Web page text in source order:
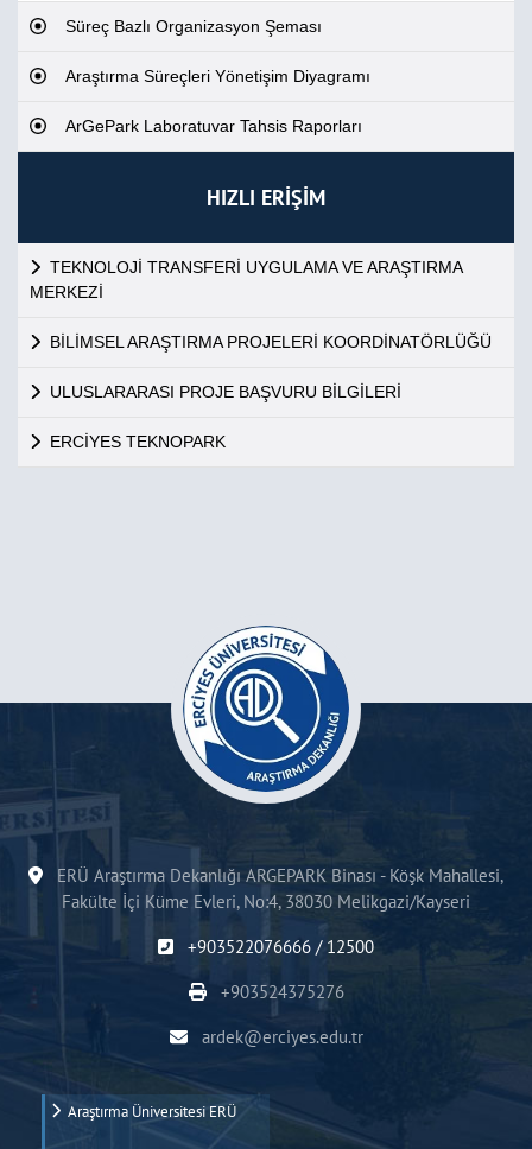
Süreç Bazlı Organizasyon Şeması
Araştırma Süreçleri Yönetişim Diyagramı
ArGePark Laboratuvar Tahsis Raporları
HIZLI ERİŞİM
TEKNOLOJİ TRANSFERİ UYGULAMA VE ARAŞTIRMA
MERKEZİ
BİLİMSEL ARAŞTIRMA PROJELERİ KOORDİNATÖRLÜĞÜ
ULUSLARARASI PROJE BAŞVURU BİLGİLERİ
ERCİYES TEKNOPARK
ERÜ Araştırma Dekanlığı ARGEPARK Binası - Köşk Mahallesi,
Fakülte İçi Küme Evleri, No:4, 38030 Melikgazi/Kayseri
+903522076666 / 12500
+903524375276
ardek@erciyes.edu.tr
Araştırma Üniversitesi ERÜ